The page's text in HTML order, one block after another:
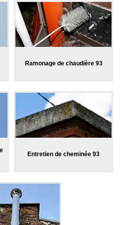
Ramonage de chaudière 93
Entretien de cheminée 93